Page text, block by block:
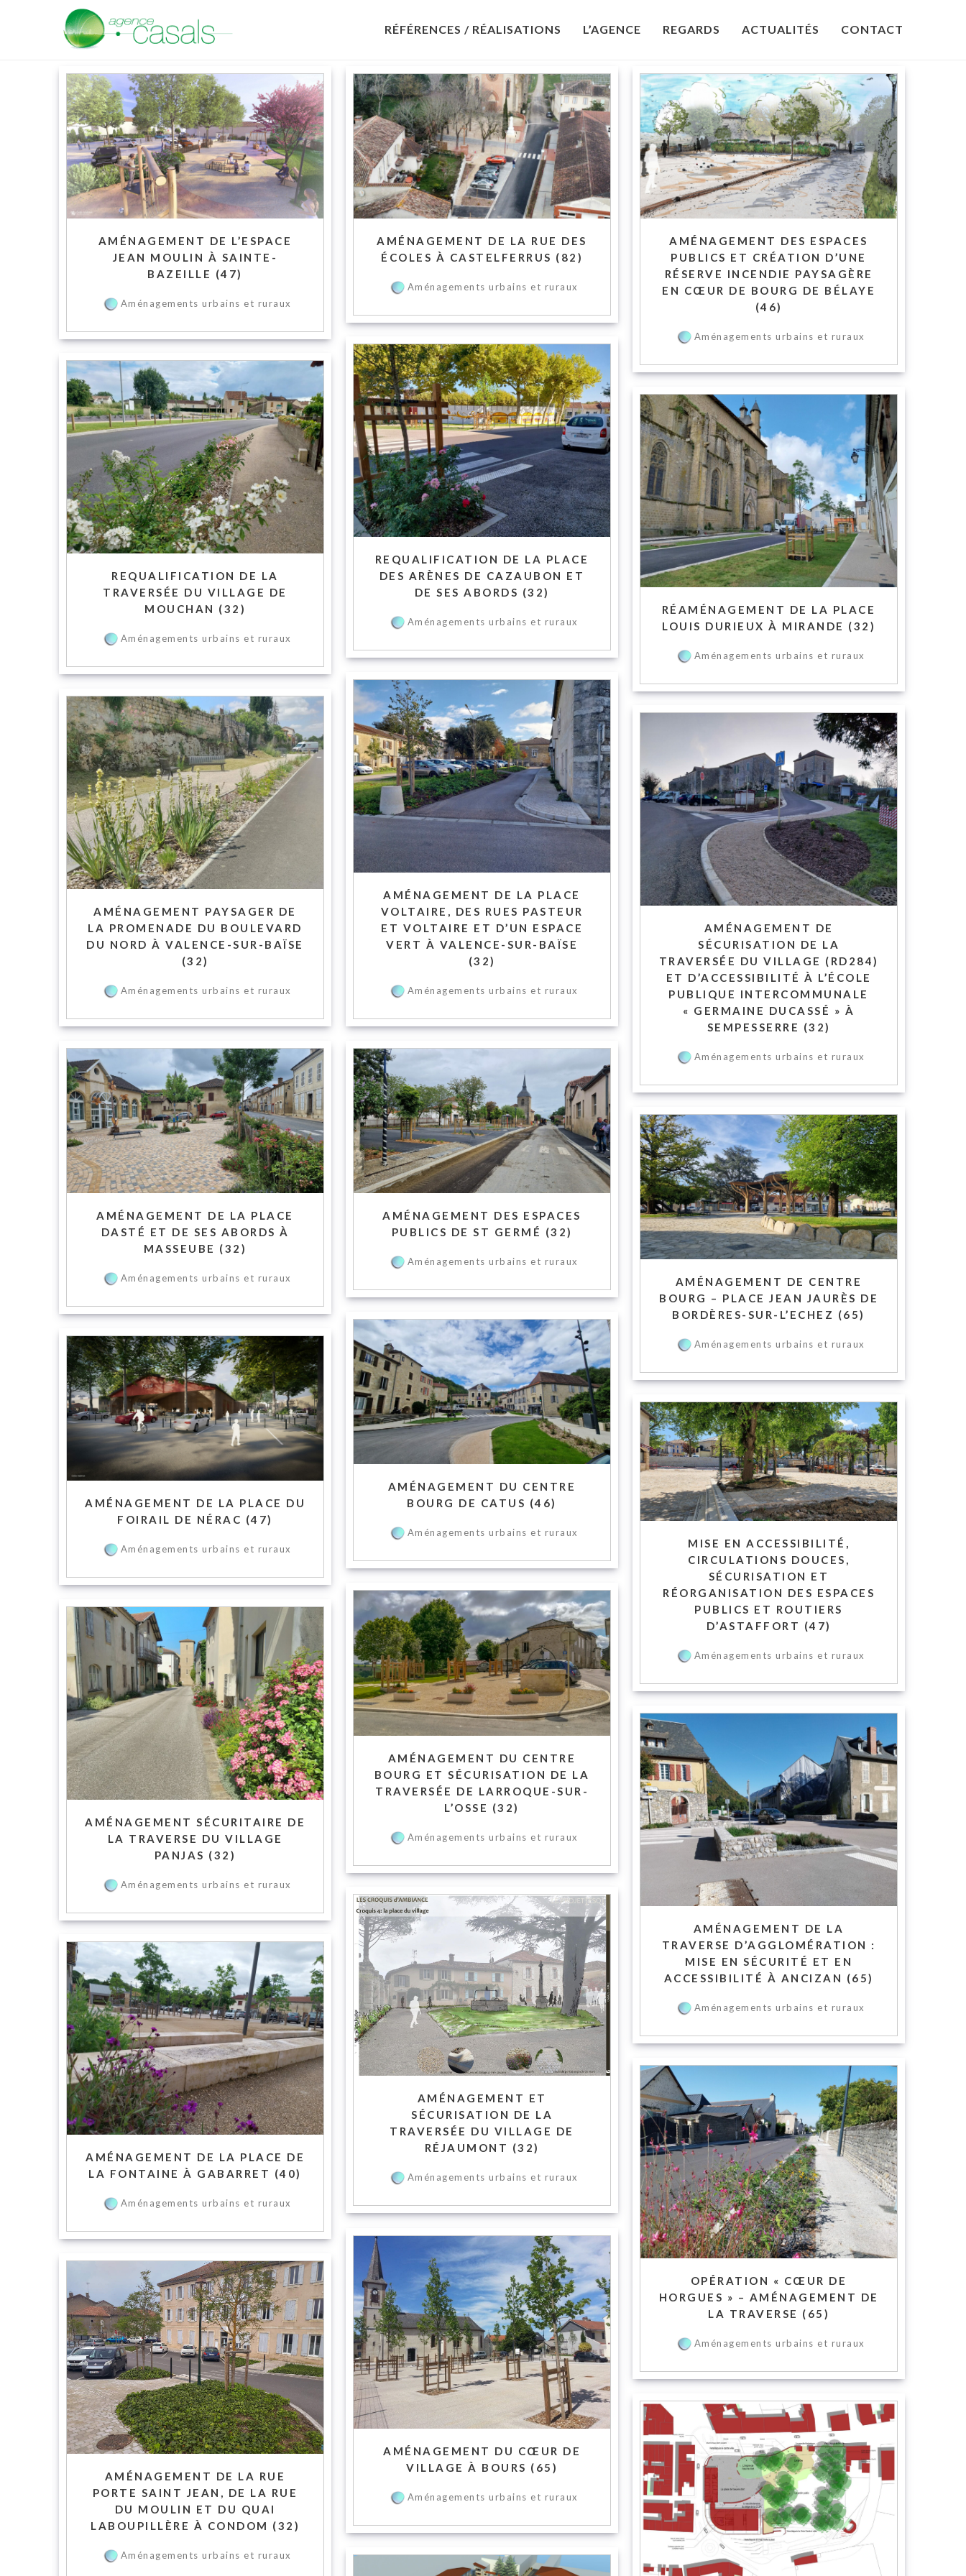
RÉFÉRENCES / RÉALISATIONS L’AGENCE REGARDS ACTUALITÉS CONTACT
AMÉNAGEMENT DE L’ESPACE
JEAN MOULIN À SAINTE-
BAZEILLE (47)
Aménagements urbains et ruraux
AMÉNAGEMENT DE LA RUE DES
ÉCOLES À CASTELFERRUS (82)
Aménagements urbains et ruraux
AMÉNAGEMENT DES ESPACES
PUBLICS ET CRÉATION D’UNE
RÉSERVE INCENDIE PAYSAGÈRE
EN CŒUR DE BOURG DE BÉLAYE
(46)
Aménagements urbains et ruraux
REQUALIFICATION DE LA PLACE
DES ARÈNES DE CAZAUBON ET
DE SES ABORDS (32)
Aménagements urbains et ruraux
REQUALIFICATION DE LA
TRAVERSÉE DU VILLAGE DE
MOUCHAN (32)
Aménagements urbains et ruraux
RÉAMÉNAGEMENT DE LA PLACE
LOUIS DURIEUX À MIRANDE (32)
Aménagements urbains et ruraux
AMÉNAGEMENT DE LA PLACE
VOLTAIRE, DES RUES PASTEUR
ET VOLTAIRE ET D’UN ESPACE
VERT À VALENCE-SUR-BAÏSE
(32)
Aménagements urbains et ruraux
AMÉNAGEMENT PAYSAGER DE
LA PROMENADE DU BOULEVARD
DU NORD À VALENCE-SUR-BAÏSE
(32)
Aménagements urbains et ruraux
AMÉNAGEMENT DE
SÉCURISATION DE LA
TRAVERSÉE DU VILLAGE (RD284)
ET D’ACCESSIBILITÉ À L’ÉCOLE
PUBLIQUE INTERCOMMUNALE
« GERMAINE DUCASSÉ » À
SEMPESSERRE (32)
Aménagements urbains et ruraux
AMÉNAGEMENT DE LA PLACE
DASTÉ ET DE SES ABORDS À
MASSEUBE (32)
Aménagements urbains et ruraux
AMÉNAGEMENT DES ESPACES
PUBLICS DE ST GERMÉ (32)
Aménagements urbains et ruraux
AMÉNAGEMENT DE CENTRE
BOURG – PLACE JEAN JAURÈS DE
BORDÈRES-SUR-L’ECHEZ (65)
Aménagements urbains et ruraux
AMÉNAGEMENT DU CENTRE
BOURG DE CATUS (46)
Aménagements urbains et ruraux
AMÉNAGEMENT DE LA PLACE DU
FOIRAIL DE NÉRAC (47)
Aménagements urbains et ruraux
MISE EN ACCESSIBILITÉ,
CIRCULATIONS DOUCES,
SÉCURISATION ET
RÉORGANISATION DES ESPACES
PUBLICS ET ROUTIERS
D’ASTAFFORT (47)
Aménagements urbains et ruraux
AMÉNAGEMENT DU CENTRE
BOURG ET SÉCURISATION DE LA
TRAVERSÉE DE LARROQUE-SUR-
L’OSSE (32)
Aménagements urbains et ruraux
AMÉNAGEMENT SÉCURITAIRE DE
LA TRAVERSE DU VILLAGE
PANJAS (32)
Aménagements urbains et ruraux
AMÉNAGEMENT DE LA
TRAVERSE D’AGGLOMÉRATION :
MISE EN SÉCURITÉ ET EN
ACCESSIBILITÉ À ANCIZAN (65)
Aménagements urbains et ruraux
AMÉNAGEMENT ET
SÉCURISATION DE LA
TRAVERSÉE DU VILLAGE DE
RÉJAUMONT (32)
Aménagements urbains et ruraux
AMÉNAGEMENT DE LA PLACE DE
LA FONTAINE À GABARRET (40)
Aménagements urbains et ruraux
OPÉRATION « CŒUR DE
HORGUES » – AMÉNAGEMENT DE
LA TRAVERSE (65)
Aménagements urbains et ruraux
AMÉNAGEMENT DU CŒUR DE
VILLAGE À BOURS (65)
Aménagements urbains et ruraux
AMÉNAGEMENT DE LA RUE
PORTE SAINT JEAN, DE LA RUE
DU MOULIN ET DU QUAI
LABOUPILLÈRE À CONDOM (32)
Aménagements urbains et ruraux